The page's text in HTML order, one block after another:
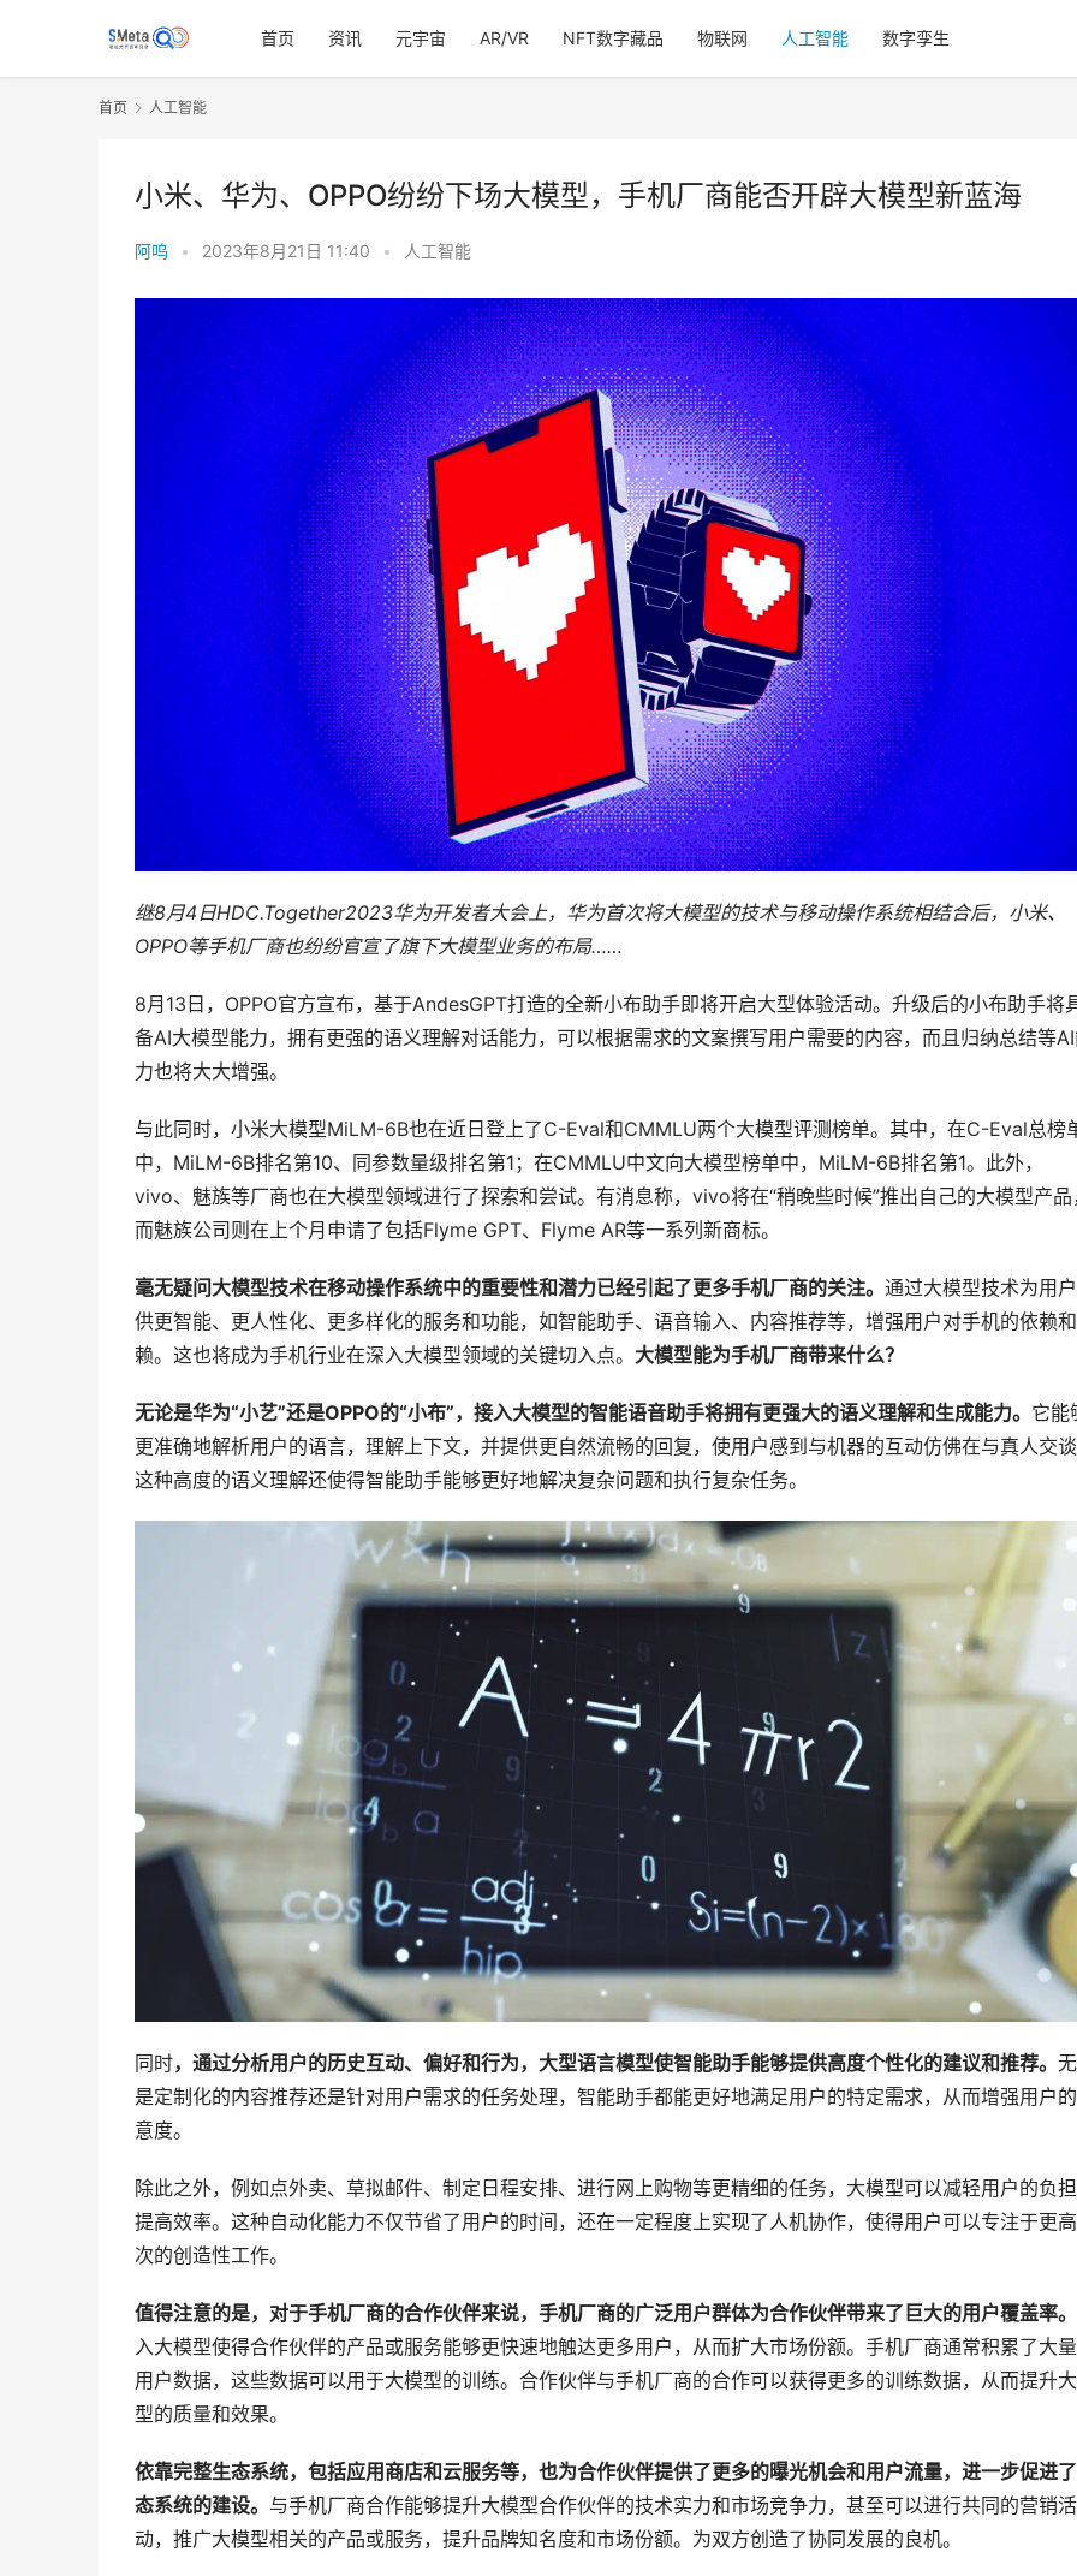
首页 资讯 元宇宙 AR/VR NFT数字藏品 物联网 人工智能 数字孪生
首页 人工智能
小米、华为、OPPO纷纷下场大模型，手机厂商能否开辟大模型新蓝海
阿呜 • 2023年8月21日 11:40 • 人工智能
继8月4日HDC.Together2023华为开发者大会上，华为首次将大模型的技术与移动操作系统相结合后，小米、
OPPO等手机厂商也纷纷官宣了旗下大模型业务的布局……
8月13日，OPPO官方宣布，基于AndesGPT打造的全新小布助手即将开启大型体验活动。升级后的小布助手将
备AI大模型能力，拥有更强的语义理解对话能力，可以根据需求的文案撰写用户需要的内容，而且归纳总结等
力也将大大增强。
与此同时，小米大模型MiLM-6B也在近日登上了C-Eval和CMMLU两个大模型评测榜单。其中，在C-Eval总榜
中，MiLM-6B排名第10、同参数量级排名第1；在CMMLU中文向大模型榜单中，MiLM-6B排名第1。此外，
vivo、魅族等厂商也在大模型领域进行了探索和尝试。有消息称，vivo将在“稍晚些时候”推出自己的大模型产品
而魅族公司则在上个月申请了包括Flyme GPT、Flyme AR等一系列新商标。
毫无疑问大模型技术在移动操作系统中的重要性和潜力已经引起了更多手机厂商的关注。 通过大模型技术为用
供更智能、更人性化、更多样化的服务和功能，如智能助手、语音输入、内容推荐等，增强用户对手机的依赖
赖。这也将成为手机行业在深入大模型领域的关键切入点。 大模型能为手机厂商带来什么？
无论是华为“小艺”还是OPPO的“小布”， 接入大模型的智能语音助手将拥有更强大的语义理解和生成能力。 它能
更准确地解析用户的语言，理解上下文，并提供更自然流畅的回复，使用户感到与机器的互动仿佛在与真人交
这种高度的语义理解还使得智能助手能够更好地解决复杂问题和执行复杂任务。
同时，通过分析用户的历史互动、偏好和行为，大型语言模型使智能助手能够提供高度个性化的建议和推荐。
是定制化的内容推荐还是针对用户需求的任务处理，智能助手都能更好地满足用户的特定需求，从而增强用户
意度。
除此之外，例如点外卖、草拟邮件、制定日程安排、进行网上购物等更精细的任务，大模型可以减轻用户的负
提高效率。这种自动化能力不仅节省了用户的时间，还在一定程度上实现了人机协作，使得用户可以专注于更
次的创造性工作。
值得注意的是，对于手机厂商的合作伙伴来说，手机厂商的广泛用户群体为合作伙伴带来了巨大的用户覆盖率。
入大模型使得合作伙伴的产品或服务能够更快速地触达更多用户，从而扩大市场份额。手机厂商通常积累了大
用户数据，这些数据可以用于大模型的训练。合作伙伴与手机厂商的合作可以获得更多的训练数据，从而提升
型的质量和效果。
依靠完整生态系统，包括应用商店和云服务等，也为合作伙伴提供了更多的曝光机会和用户流量，进一步促进
态系统的建设。 与手机厂商合作能够提升大模型合作伙伴的技术实力和市场竞争力，甚至可以进行共同的营销活
动，推广大模型相关的产品或服务，提升品牌知名度和市场份额。为双方创造了协同发展的良机。